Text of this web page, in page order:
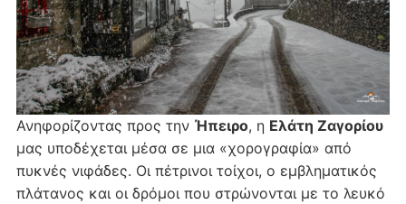
Ανηφορίζοντας προς την Ήπειρο, η Ελάτη Ζαγορίου
μας υποδέχεται μέσα σε μια «χορογραφία» από
πυκνές νιφάδες. Οι πέτρινοι τοίχοι, ο εμβληματικός
πλάτανος και οι δρόμοι που στρώνονται με το λευκό